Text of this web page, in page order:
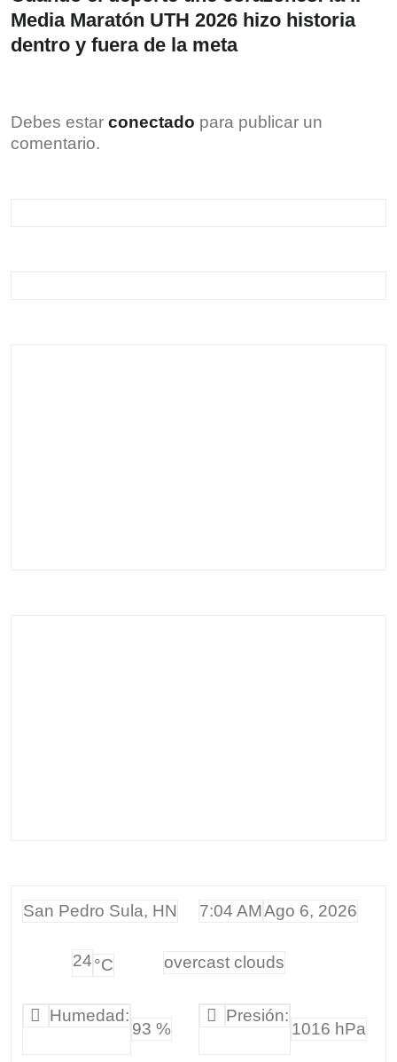
Media Maratón UTH 2026 hizo historia
dentro y fuera de la meta
Debes estar conectado para publicar un
comentario.
San Pedro Sula, HN 7:04 AMAgo 6, 2026
24°C overcast clouds
Humedad:
93 %
Presión:
1016 hPa